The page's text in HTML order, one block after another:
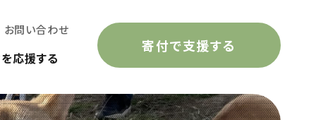
お問い合わせ
応援する
寄付で支援する